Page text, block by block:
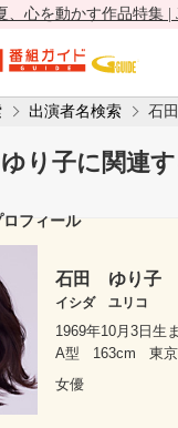
、心を動かす作品特集 |
出演者名検索 石
り子に関連す
フィール
石田 ゆり子
イシダ ユリコ
1969年10月3日生
A型
163cm
東
女優